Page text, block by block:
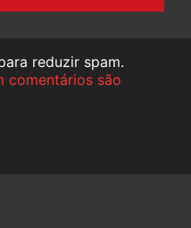
reduzir spam.
comentários são